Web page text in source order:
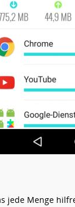
jede Menge